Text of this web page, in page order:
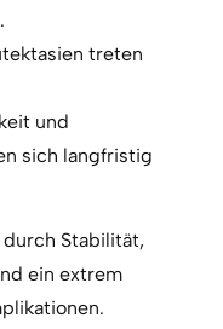
treten
und
sich langfristig
Stabilität,
ein extrem